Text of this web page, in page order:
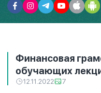
Финансовая
обучающих
12.11.2022 7